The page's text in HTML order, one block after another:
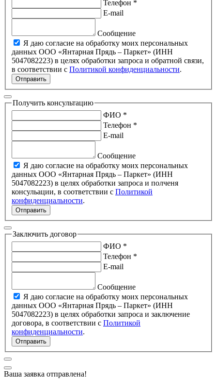
Телефон *
E-mail
Сообщение
Я даю согласие на обработку моих персональных
данных ООО «Янтарная Прядь – Паркет» (ИНН
5047082223) в целях обработки запроса и обратной связи,
в соответствии с Политикой конфиденциальности.
Отправить
Получить консультацию
ФИО *
Телефон *
E-mail
Сообщение
Я даю согласие на обработку моих персональных
данных ООО «Янтарная Прядь – Паркет» (ИНН
5047082223) в целях обработки запроса и полченя
консульации, в соответствии с Политикой
конфиденциальности.
Отправить
Заключить договор
ФИО *
Телефон *
E-mail
Сообщение
Я даю согласие на обработку моих персональных
данных ООО «Янтарная Прядь – Паркет» (ИНН
5047082223) в целях обработки запроса и заключение
договора, в соответствии с Политикой
конфиденциальности.
Отправить
Ваша заявка отправлена!